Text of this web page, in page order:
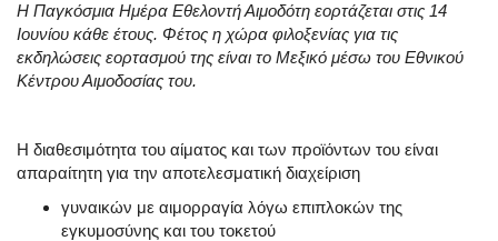
Η Παγκόσμια Ημέρα Εθελοντή Αιμοδότη εορτάζεται στις 14
Ιουνίου κάθε έτους. Φέτος η χώρα φιλοξενίας για τις
εκδηλώσεις εορτασμού της είναι το Μεξικό μέσω του Εθνικού
Κέντρου Αιμοδοσίας του.
Η διαθεσιμότητα του αίματος και των προϊόντων του είναι
απαραίτητη για την αποτελεσματική διαχείριση
γυναικών με αιμορραγία λόγω επιπλοκών της
εγκυμοσύνης και του τοκετού